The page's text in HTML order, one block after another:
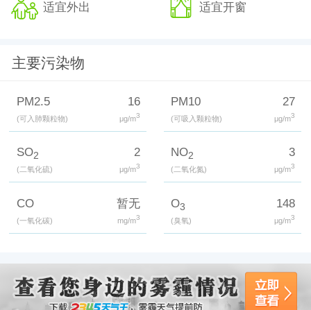
适宜外出 适宜开窗
主要污染物
PM2.5
(可入肺颗粒物)
16
μg/m3
PM10
(可吸入颗粒物)
27
μg/m3
SO2
(二氧化硫)
2
μg/m3
NO2
(二氧化氮)
3
μg/m3
CO
(一氧化碳)
暂无
mg/m3
O3
(臭氧)
148
μg/m3